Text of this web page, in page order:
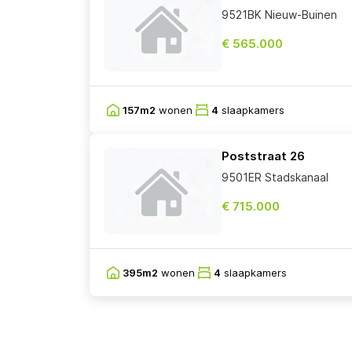
9521BK Nieuw-Buinen
€ 565.000
157m2 wonen 4 slaapkamers
Poststraat 26
9501ER Stadskanaal
€ 715.000
395m2 wonen 4 slaapkamers